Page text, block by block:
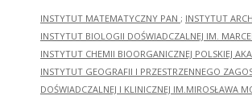
INSTYTUT MATEMATYCZNY PAN ; INSTYTUT
INSTYTUT BIOLOGII DOŚWIADCZALNEJ IM.
INSTYTUT CHEMII BIOORGANICZNEJ POLSKIEJ
INSTYTUT GEOGRAFII I PRZESTRZENNEGO
DOŚWIADCZALNEJ I KLINICZNEJ IM.MIROSŁAWA